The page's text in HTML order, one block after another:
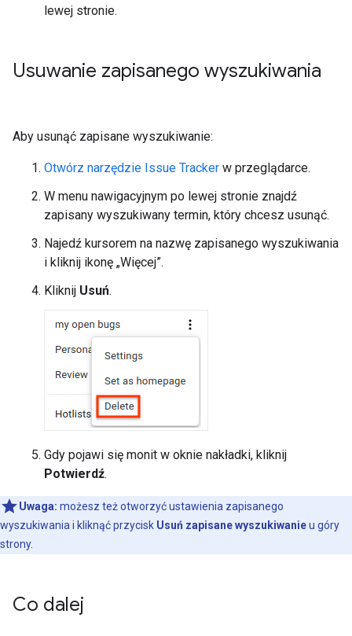
lewej stronie.
Usuwanie zapisanego wyszukiwania
Aby usunąć zapisane wyszukiwanie:
Otwórz narzędzie Issue Tracker w przeglądarce.
W menu nawigacyjnym po lewej stronie znajdź
zapisany wyszukiwany termin, który chcesz usunąć.
Najedź kursorem na nazwę zapisanego wyszukiwania
i kliknij ikonę „Więcej”.
Kliknij Usuń.
Gdy pojawi się monit w oknie nakładki, kliknij
Potwierdź.
Uwaga: możesz też otworzyć ustawienia zapisanego
wyszukiwania i kliknąć przycisk Usuń zapisane wyszukiwanieu góry
strony.
Co dalej